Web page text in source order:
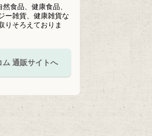
食品、健康食品、
ー雑貨、健康雑貨な
りそろえておりま
通販サイトへ